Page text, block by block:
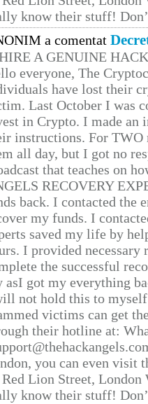
know their stuff!
a comentat
A GENUINE
everyone, The
have lost their
Last October I was
in Crypto. I made
instructions. For TWO
all day, but I got no
that teaches on
RECOVERY
back. I contacted the
my funds. I
saved my life by
I provided
the successful
asI got my everything
not hold this to
victims can get
their hotline at:
you can even visit
Lion Street, London
know their stuff!